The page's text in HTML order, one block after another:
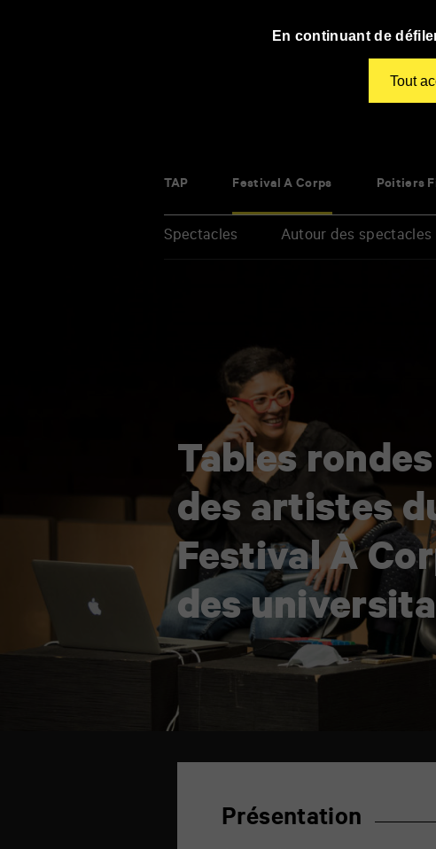
TAP Festival À Corps
Poitiers
Spectacles Autour des spectacles
Tables
des artistes
Festival À
des
Présentation
En continuant de
Tout